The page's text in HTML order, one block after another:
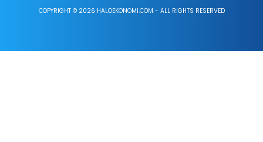
COPYRIGHT © 2026 HALOEKONOMI.COM - ALL RIGHTS RESERVED